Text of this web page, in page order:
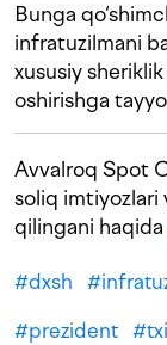
Bunga
infratuzilmani
xususiy
oshirishga
Avvalroq Spot
soliq imtiyozlari
qilingani haqida
#dxsh #
#prezident #